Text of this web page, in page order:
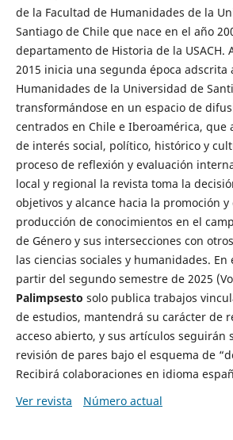
de la Facultad de Humanidades de la
Santiago de Chile que nace en el año
departamento de Historia de la USACH.
2015 inicia una segunda época adscrita
Humanidades de la Universidad de
transformándose en un espacio de
centrados en Chile e Iberoamérica, que
de interés social, político, histórico y
proceso de reflexión y evaluación
local y regional la revista toma la
objetivos y alcance hacia la promoción
producción de conocimientos en el
de Género y sus intersecciones con
las ciencias sociales y humanidades. En
partir del segundo semestre de 2025
Palimpsesto solo publica trabajos
de estudios, mantendrá su carácter de
acceso abierto, y sus artículos seguirán
revisión de pares bajo el esquema de
Recibirá colaboraciones en idioma
Ver revista
Número actual